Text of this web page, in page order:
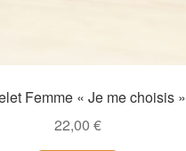
Femme « Je me choisis »
22,00 €